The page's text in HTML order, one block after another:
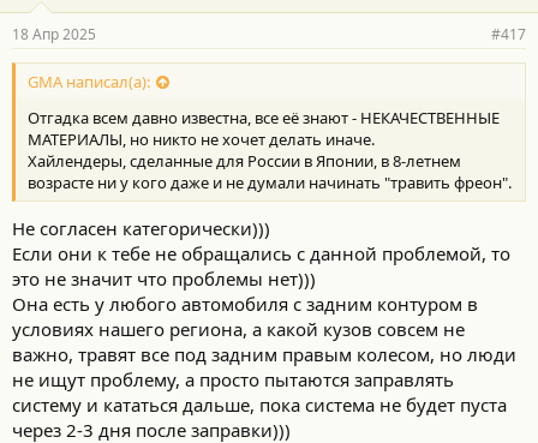
18 Апр 2025 #417
GMA написал(а):
Отгадка всем давно известна, все её знают - НЕКАЧЕСТВЕННЫЕ
МАТЕРИАЛЫ, но никто не хочет делать иначе.
Хайлендеры, сделанные для России в Японии, в 8-летнем
возрасте ни у кого даже и не думали начинать "травить фреон".
Не согласен категорически)))
Если они к тебе не обращались с данной проблемой, то
это не значит что проблемы нет)))
Она есть у любого автомобиля с задним контуром в
условиях нашего региона, а какой кузов совсем не
важно, травят все под задним правым колесом, но люди
не ищут проблему, а просто пытаются заправлять
систему и кататься дальше, пока система не будет пуста
через 2-3 дня после заправки)))